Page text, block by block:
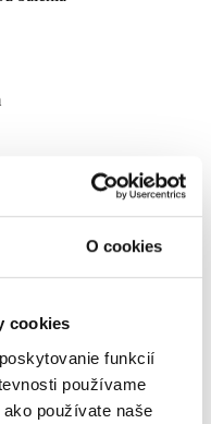
O cookies
cookies
funkcií
používame
používate naše
+ PVC